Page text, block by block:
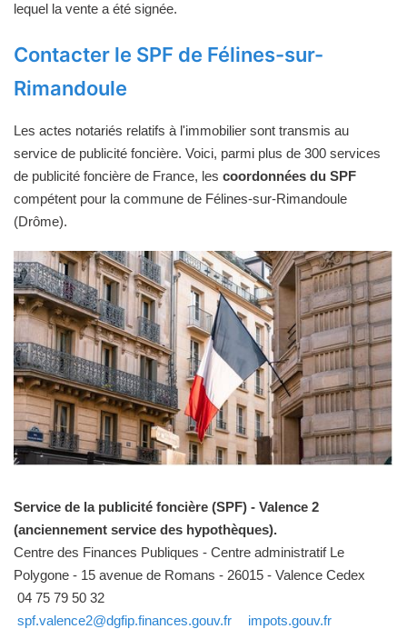
lequel la vente a été signée.
Contacter le SPF de Félines-sur-
Rimandoule
Les actes notariés relatifs à l'immobilier sont transmis au
service de publicité foncière. Voici, parmi plus de 300 services
de publicité foncière de France, les coordonnées du SPF
compétent pour la commune de Félines-sur-Rimandoule
(Drôme).
Service de la publicité foncière (SPF) - Valence 2
(anciennement service des hypothèques).
Centre des Finances Publiques - Centre administratif Le
Polygone - 15 avenue de Romans - 26015 - Valence Cedex
04 75 79 50 32
spf.valence2@dgfip.finances.gouv.fr
impots.gouv.fr